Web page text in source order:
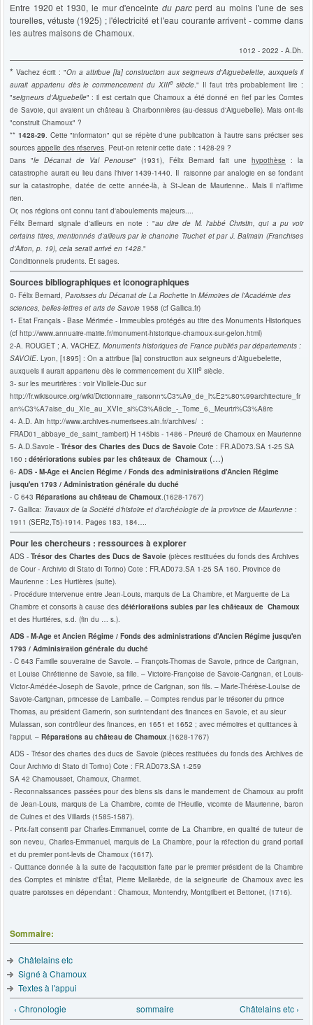
Entre 1920 et 1930, le mur d'enceinte du parcperd au moins l'une de ses
tourelles, vétuste (1925) ; l'électricité et l'eau courante arrivent - comme dans
les autres maisons de Chamoux.
1012 - 2022 - A.Dh.
* Vachez écrit : "On a attribue [la] construction aux seigneurs d'Aiguebelette, auxquels il
aurait appartenu dès le commencement du XIIIesiècle ." Il faut très probablement lire :
"seigneurs d'Aiguebelle" : il est certain que Chamoux a été donné en fief par les Comtes
de Savoie, qui avaient un château à Charbonnières (au-dessus d'Aiguebelle). Mais ont-ils
"construit Chamoux" ?
** 1428-29. Cette "informaton" qui se répète d'une publication à l'autre sans préciser ses
sources appelle des réserves . Peut-on retenir cette date : 1428-29 ?
Dans "le Décanat de Val Penouse" (1931), Félix Bernard fait une hypothèse : la
catastrophe aurait eu lieu dans l'hiver 1439-1440. Il raisonne par analogie en se fondant
sur la catastrophe, datée de cette année-là, à St-Jean de Maurienne.. Mais il n'affirme
rien.
Or, nos régions ont connu tant d'aboulements majeurs....
Félix Bernard signale d'ailleurs en note : "au dire de M. l'abbé Christin, qui a pu voir
certains titres, mentionnés d'ailleurs par le chanoine Truchet et par J. Balmain (Franchises
d'Aiton, p. 19), cela serait arrivé en 1428 ."
Conditionnels prudents. Et sages.
Sources bibliographiques et iconographiques
0- Félix Bernard, Paroisses du Décanat de La Rochette in Mémoires de l'Académie des
sciences, belles-lettres et arts de Savoie 1958 (cf Gallica.fr)
1- Etat Français - Base Mérimée - Immeubles protégés au titre des Monuments Historiques
(cf http://www.annuaire-mairie.fr/monument-historique-chamoux-sur-gelon.html)
2-A. ROUGET ; A. VACHEZ. Monuments historiques de France publiés par départements :
SAVOIE . Lyon, [1895] : On a attribue [la] construction aux seigneurs d'Aiguebelette,
auxquels il aurait appartenu dès le commencement du XIIIe siècle.
3- sur les meurtrières : voir Viollele-Duc sur
http://fr.wikisource.org/wiki/Dictionnaire_raisonn%C3%A9_de_l%E2%80%99architecture_fr
an%C3%A7aise_du_XIe_au_XVIe_si%C3%A8cle_-_Tome_6,_Meurtri%C3%A8re
4- A.D. Ain http://www.archives-numerisees.ain.fr/archives/ :
FRAD01_abbaye_de_saint_rambert) H 145bis - 1486 - Prieuré de Chamoux en Maurienne
5- A.D.Savoie - Trésor des Chartes des Ducs de Savoie Cote : FR.AD073.SA 1-25 SA
160 : détériorations subies par les châteaux de Chamoux (…)
6- ADS - M-Age et Ancien Régime / Fonds des administrations d'Ancien Régime
jusqu'en 1793 / Administration générale du duché
- C 643 Réparations au château de Chamoux.(1628-1767)
7- Gallica: Travaux de la Société d'histoire et d'archéologie de la province de Maurienne :
1911 (SER2,T5)-1914. Pages 183, 184….
Pour les chercheurs : ressources à explorer
ADS - Trésor des Chartes des Ducs de Savoie (pièces restituées du fonds des Archives
de Cour - Archivio di Stato di Torino) Cote : FR.AD073.SA 1-25 SA 160. Province de
Maurienne : Les Hurtières (suite).
- Procédure intervenue entre Jean-Louis, marquis de La Chambre, et Marguerite de La
Chambre et consorts à cause des détériorations subies par les châteaux de Chamoux
et des Hurtiéres, s.d. (fin du … s.).
ADS - M-Age et Ancien Régime / Fonds des administrations d'Ancien Régime jusqu'en
1793 / Administration générale du duché
- C 643 Famille souveraine de Savoie. – François-Thomas de Savoie, prince de Carignan,
et Louise Chrétienne de Savoie, sa fille. – Victoire-Françoise de Savoie-Carignan, et Louis-
Victor-Amédée-Joseph de Savoie, prince de Carignan, son fils. – Marie-Thérèse-Louise de
Savoie-Carignan, princesse de Lamballe. – Comptes rendus par le trésorier du prince
Thomas, au président Garnerin, son surintendant des finances en Savoie, et au sieur
Mulassan, son contrôleur des finances, en 1651 et 1652 ; avec mémoires et quittances à
l'appui. – Réparations au château de Chamoux.(1628-1767)
ADS - Trésor des chartes des ducs de Savoie (pièces restituées du fonds des Archives de
Cour Archivio di Stato di Torino) Cote : FR.AD073.SA 1-259
SA 42 Chamousset, Chamoux, Charmet.
- Reconnaissances passées pour des biens sis dans le mandement de Chamoux au profit
de Jean-Louis, marquis de La Chambre, comte de l'Heuille, vicomte de Maurienne, baron
de Cuines et des Villards (1585-1587).
- Prix-fait consenti par Charles-Emmanuel, comte de La Chambre, en qualité de tuteur de
son neveu, Charles-Emmanuel, marquis de La Chambre, pour la réfection du grand portail
et du premier pont-levis de Chamoux (1617).
- Quittance donnée à la suite de l'acquisition faite par le premier président de la Chambre
des Comptes et ministre d'État, Pierre Mellarède, de la seigneurie de Chamoux avec les
quatre paroisses en dépendant : Chamoux, Montendry, Montgilbert et Bettonet, (1716).
Sommaire:
Châtelains etc
Signé à Chamoux
Textes à l'appui
‹ Chronologie
sommaire Châtelains etc ›